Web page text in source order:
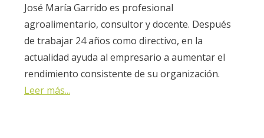
José María Garrido es profesional
agroalimentario, consultor y docente. Después
de trabajar 24 años como directivo, en la
actualidad ayuda al empresario a aumentar el
rendimiento consistente de su organización.
Leer más...